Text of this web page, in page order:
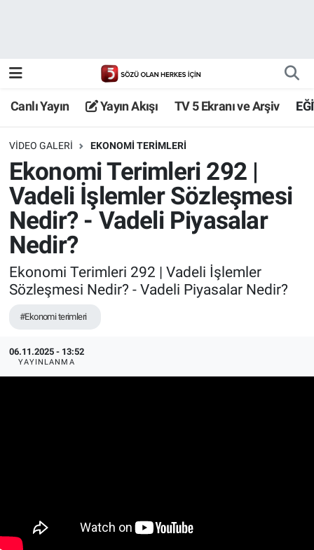
Canlı Yayın Yayın Akışı TV 5 Ekranı ve Arşiv
VIDEO GALERI EKONOMI TERIMLERI
Ekonomi Terimleri 292 |
Vadeli İşlemler Sözleşmesi
Nedir? - Vadeli Piyasalar
Nedir?
Ekonomi Terimleri 292 | Vadeli İşlemler
Sözleşmesi Nedir? - Vadeli Piyasalar Nedir?
#Ekonomi terimleri
06.11.2025 - 13:52
YAYINLANMA
TV 5 Ekranı ve Arşiv